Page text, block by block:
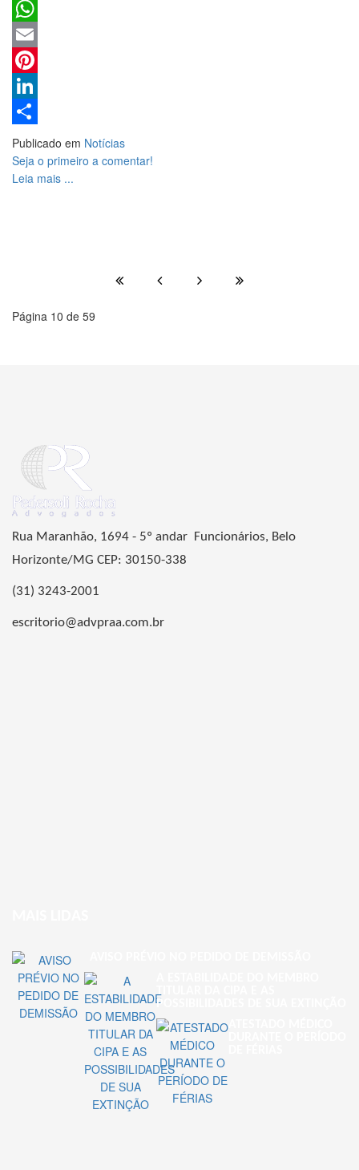
Twitter
WhatsApp
Email
Pinterest
LinkedIn
Share
Publicado em Notícias
Seja o primeiro a comentar!
Leia mais ...
Página 10 de 59
Rua Maranhão, 1694 - 5º andar Funcionários, Belo
Horizonte/MG CEP: 30150-338
(31) 3243-2001
escritorio@advpraa.com.br
POSSIBILIDADES DE SUA EXTINÇÃO